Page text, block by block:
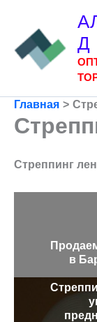
содержимому Д
Главная
Стреппинг
в